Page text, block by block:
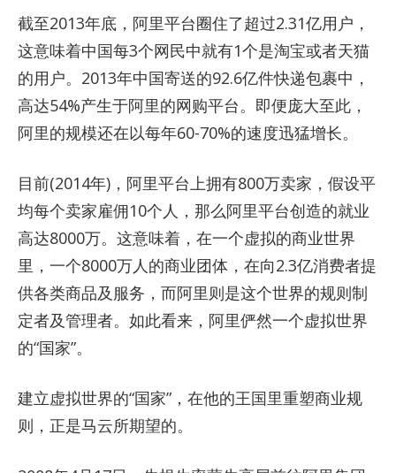
截至2013年底，阿里平台圈住了超过2.31亿用户，
这意味着中国每3个网民中就有1个是淘宝或者天猫
的用户。2013年中国寄送的92.6亿件快递包裹中，
高达54%产生于阿里的网购平台。即便庞大至此，
阿里的规模还在以每年60-70%的速度迅猛增长。
目前(2014年)，阿里平台上拥有800万卖家，假设平
均每个卖家雇佣10个人，那么阿里平台创造的就业
高达8000万。这意味着，在一个虚拟的商业世界
里，一个8000万人的商业团体，在向2.3亿消费者提
供各类商品及服务，而阿里则是这个世界的规则制
定者及管理者。如此看来，阿里俨然一个虚拟世界
的“国家”。
建立虚拟世界的“国家”，在他的王国里重塑商业规
则，正是马云所期望的。